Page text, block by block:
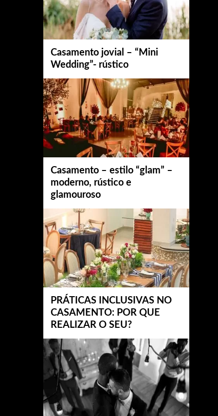
Casamento jovial – “Mini
Wedding”- rústico
Casamento – estilo “glam” –
moderno, rústico e
glamouroso
PRÁTICAS INCLUSIVAS NO
CASAMENTO: POR QUE
REALIZAR O SEU?